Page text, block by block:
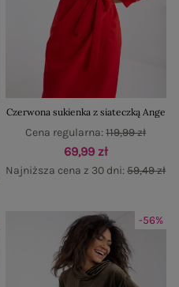
Czerwona sukienka z siateczką Ange
69,99 zł
Najniższa cena z 30 dni:59,49 zł
Cena regularna:119,99 zł
-56%